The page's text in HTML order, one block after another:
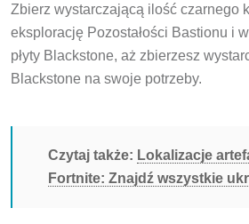
Zbierz wystarczającą ilość czarnego
eksplorację Pozostałości Bastionu i
płyty Blackstone, aż zbierzesz
Blackstone na swoje potrzeby.
Czytaj także: Lokalizacje
Fortnite: Znajdź wszystkie